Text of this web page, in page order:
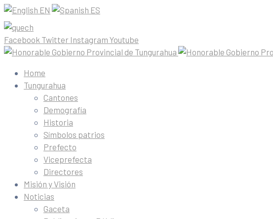
EN ES
Facebook Twitter Instagram Youtube
Home
Tungurahua
Cantones
Demografía
Historia
Símbolos patrios
Prefecto
Viceprefecta
Directores
Misión y Visión
Noticias
Gaceta